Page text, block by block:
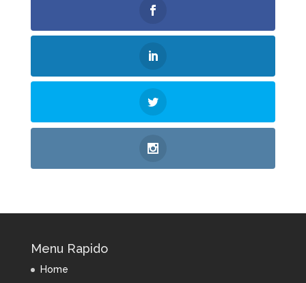
Menu Rapido
Home